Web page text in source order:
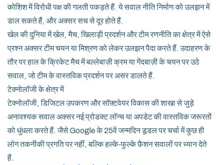
कोशिश में विरोधी पक्ष की गलती पकड़ते हैं. ये सवाल नीति निर्माण को उलझन में
डाल सकते हैं, और अक्सर सच से दूर होते हैं.
खेल की दुनिया मेंखेल,मैच, खिलाड़ी प्रदर्शन और टीम रणनीति का क्षेत्रमें ऐसे
प्रश्न अक्सर टीम चयन या मिश्रण को लेकर उलझन पैदा करते हैं. उदाहरण के
तौर पर हाल के क्रिकेट मैच में बल्लेबाज़ी क्रम या गेंदबाज़ी के चयन पर उठे
सवाल, जो टीम के वास्तविक प्रदर्शन पर असर डालते हैं.
टेक्नोलॉजी के क्षेत्र में
टेक्नोलॉजी,डिजिटल उपकरण और सॉफ़्टवेयर विकास की शाखासे जुड़े
अनावश्यक सवाल अक्सर नई प्रोडक्ट लॉन्च या अपडेट की वास्तविक जरूरतों
को धुंधला करते हैं. जैसे Google के 25वें जन्मदिन डूडल पर चर्चा में कुछ ही
लोग तकनीकी प्रगति पर नहीं, बल्कि हल्के‑फुल्के फ़ैशन सवालों पर ध्यान देते
हैं.